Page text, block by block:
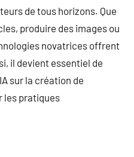
de tous horizons. Que
produire des images ou
novatrices offrent
il devient essentiel de
sur la création de
les pratiques